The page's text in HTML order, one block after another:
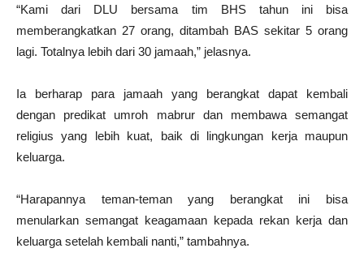
“Kami dari DLU bersama tim BHS tahun ini bisa
memberangkatkan 27 orang, ditambah BAS sekitar 5 orang
lagi. Totalnya lebih dari 30 jamaah,” jelasnya.
Ia berharap para jamaah yang berangkat dapat kembali
dengan predikat umroh mabrur dan membawa semangat
religius yang lebih kuat, baik di lingkungan kerja maupun
keluarga.
“Harapannya teman-teman yang berangkat ini bisa
menularkan semangat keagamaan kepada rekan kerja dan
keluarga setelah kembali nanti,” tambahnya.